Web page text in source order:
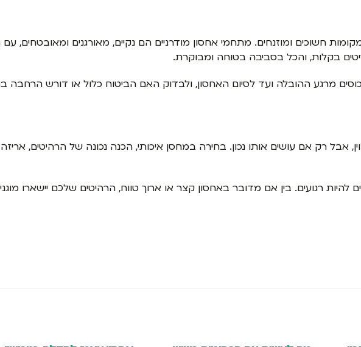
חשוכים ומוזנחים. מתחמי אחסון מודרניים הם נקיים, מאורגנים ומאובטחים,
בקלות, והכל בסביבה בטוחה ומבוקרת.
מרגע ההובלה ועד לסיום האחסון, ולבדוק האם הביטוח כלול או דורש
אבל רק אם עושים אותו נכון. בחירה במחסן איכותי, הכנה נכונה של הרהיטים,
רגועים. בין אם מדובר באחסון קצר או ארוך טווח, הרהיטים שלכם יישארו